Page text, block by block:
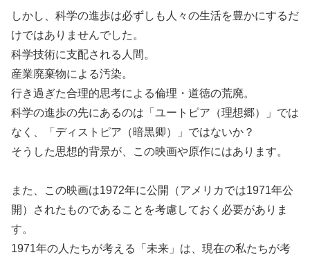
しかし、科学の進歩は必ずしも人々の生活を豊かにするだ
けではありませんでした。
科学技術に支配される人間。
産業廃棄物による汚染。
行き過ぎた合理的思考による倫理・道徳の荒廃。
科学の進歩の先にあるのは「ユートピア（理想郷）」では
なく、「ディストピア（暗黒卿）」ではないか？
そうした思想的背景が、この映画や原作にはあります。
また、この映画は1972年に公開（アメリカでは1971年公
開）されたものであることを考慮しておく必要がありま
す。
1971年の人たちが考える「未来」は、現在の私たちが考